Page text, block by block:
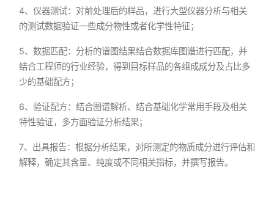
4、仪器测试：对前处理后的样品，进行大型仪器分析与相关
的测试数据验证一些成分物性或者化学性特征；
5、数据匹配：分析的谱图结果结合数据库图谱进行匹配，并
结合工程师的行业经验，得到目标样品的各组成成分及占比多
少的基础配方；
6、验证配方：结合图谱解析、结合基础化学常用手段及相关
特性验证，多方面验证分析结果；
7、出具报告：根据分析结果，对所测定的物质成分进行评估和
解释，确定其含量、纯度或不同相关指标，并撰写报告。